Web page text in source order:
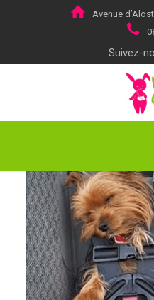
Avenue
Suivez-